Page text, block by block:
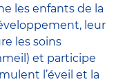
les enfants de la
leur
les soins
et participe
l’éveil et la